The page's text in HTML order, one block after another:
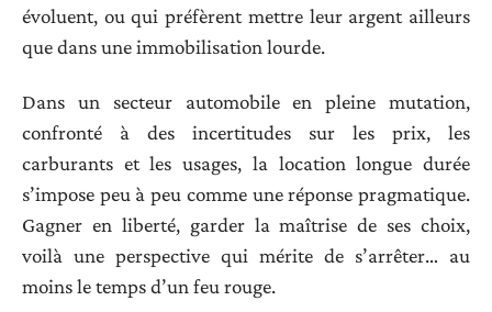
évoluent, ou qui préfèrent mettre leur argent ailleurs
que dans une immobilisation lourde.
Dans un secteur automobile en pleine mutation,
confronté à des incertitudes sur les prix, les
carburants et les usages, la location longue durée
s’impose peu à peu comme une réponse pragmatique.
Gagner en liberté, garder la maîtrise de ses choix,
voilà une perspective qui mérite de s’arrêter… au
moins le temps d’un feu rouge.